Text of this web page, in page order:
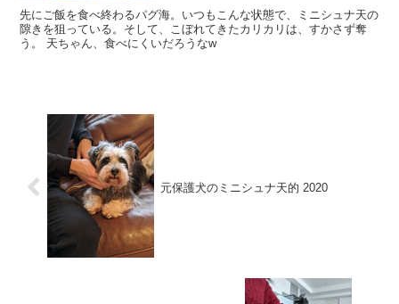
先にご飯を食べ終わるパグ海。いつもこんな状態で、ミニシュナ天の
隙きを狙っている。そして、こぼれてきたカリカリは、すかさず奪
う。 天ちゃん、食べにくいだろうなw
元保護犬のミニシュナ天的 2020